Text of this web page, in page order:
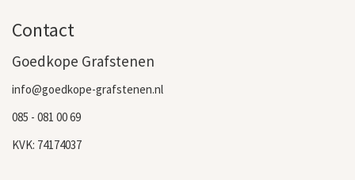
Contact
Goedkope Grafstenen
info@goedkope-grafstenen.nl
085 - 081 00 69
KVK: 74174037